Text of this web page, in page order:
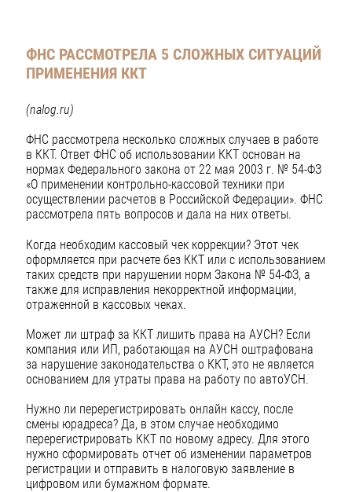
ФНС РАССМОТРЕЛА 5 СЛОЖНЫХ СИТУАЦИЙ
ПРИМЕНЕНИЯ ККТ
(nalog.ru)
ФНС рассмотрела несколько сложных случаев в работе
в ККТ. Ответ ФНС об использовании ККТ основан на
нормах Федерального закона от 22 мая 2003 г. № 54-ФЗ
«О применении контрольно-кассовой техники при
осуществлении расчетов в Российской Федерации». ФНС
рассмотрела пять вопросов и дала на них ответы.
Когда необходим кассовый чек коррекции? Этот чек
оформляется при расчете без ККТ или с использованием
таких средств при нарушении норм Закона № 54-ФЗ, а
также для исправления некорректной информации,
отраженной в кассовых чеках.
Может ли штраф за ККТ лишить права на АУСН? Если
компания или ИП, работающая на АУСН оштрафована
за нарушение законодательства о ККТ, это не является
основанием для утраты права на работу по автоУСН.
Нужно ли перерегистрировать онлайн кассу, после
смены юрадреса? Да, в этом случае необходимо
перерегистрировать ККТ по новому адресу. Для этого
нужно сформировать отчет об изменении параметров
регистрации и отправить в налоговую заявление в
цифровом или бумажном формате.